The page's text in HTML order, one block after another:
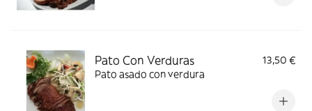
Pato Con Verduras
13,50 €
Pato asado con verdura